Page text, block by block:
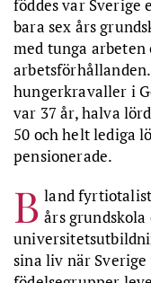
föddes var Sverige
bara sex års
med tunga arbeten
hungerkravaller i
var 37 år, halva
50 och helt lediga
pensionerade.
B land
års
sina liv när